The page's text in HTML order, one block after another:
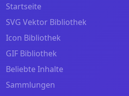
Startseite
SVG Vektor Bibliothek
Icon Bibliothek
GIF Bibliothek
Beliebte Inhalte
Sammlungen